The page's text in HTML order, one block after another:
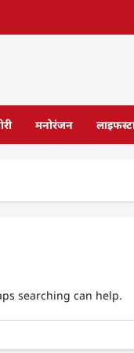
मनोरंजन
searching can help.